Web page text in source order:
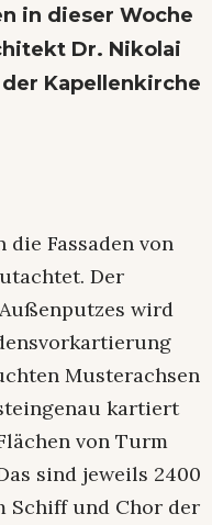
in dieser Woche
Dr. Nikolai
Kapellenkirche
Fassaden von
Der
wird
Musterachsen
kartiert
von Turm
sind jeweils 2400
Schiff und Chor der